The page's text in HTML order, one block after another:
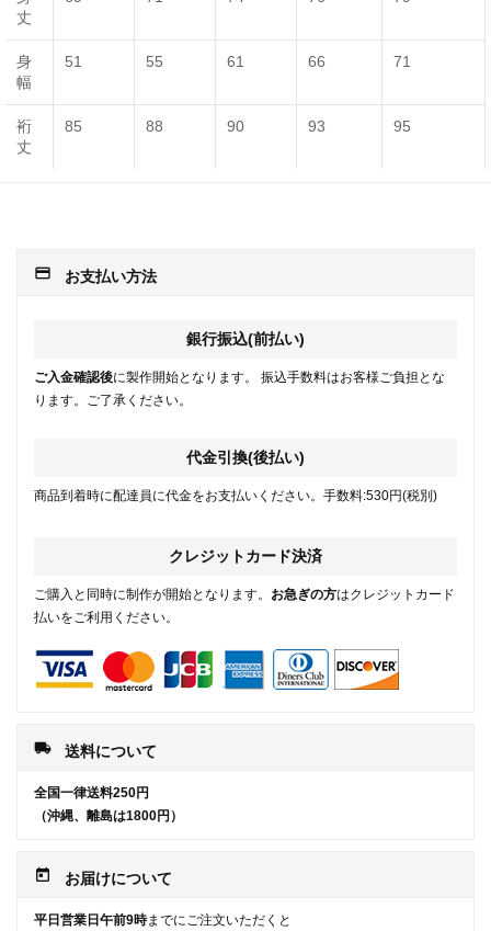
丈
身
幅
51 55 61 66 71
裄
丈
85 88 90 93 95
payment お支払い方法
銀行振込(前払い)
ご入金確認後に製作開始となります。 振込手数料はお客様ご負担とな
ります。ご了承ください。
代金引換(後払い)
商品到着時に配達員に代金をお支払いください。手数料:530円(税別)
クレジットカード決済
ご購入と同時に制作が開始となります。 お急ぎの方はクレジットカード
払いをご利用ください。
local_shipping 送料について
全国一律送料250円
（沖縄、離島は1800円）
today お届けについて
平日営業日午前9時までにご注文いただくと